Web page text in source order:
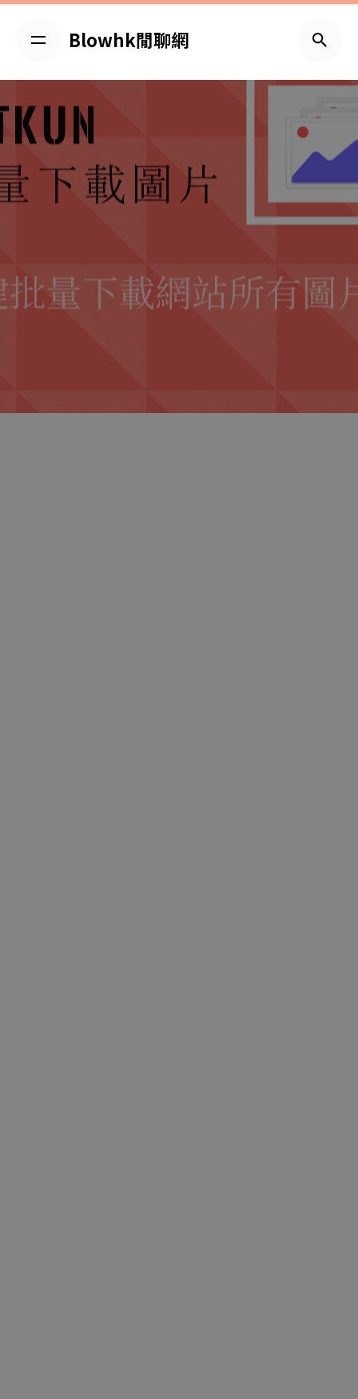
Skip
content
Blowhk閒聊網